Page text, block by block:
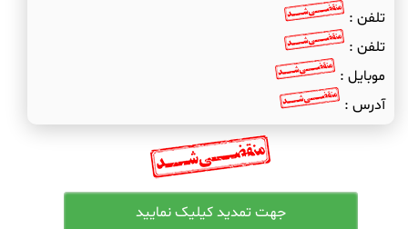
تلفن :
تلفن :
موبایل :
آدرس :